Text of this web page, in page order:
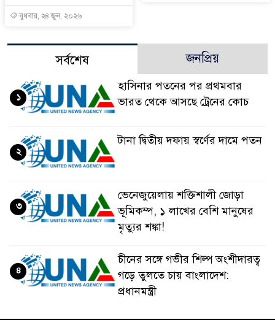
বুধবার, ২৪ জুন, ২০২৬
সর্বশেষ জনপ্রিয়
হাসিনার পতনের পর প্রথমবার
ভারত থেকে আসছে ট্রেনের কোচ
১
টানা দ্বিতীয় দফায় স্বর্ণের দামে পতন
২
ভেনেজুয়েলায় শক্তিশালী জোড়া
ভূমিকম্প, ১ লাখের বেশি মানুষের
মৃত্যুর শঙ্কা!
৩
চীনের সঙ্গে গভীর শিল্প অংশীদারত্ব
গড়ে তুলতে চায় বাংলাদেশ:
প্রধানমন্ত্রী
৪